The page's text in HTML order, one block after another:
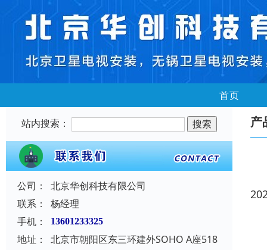
首页
站内搜索：
公司：
北京华创科技有限公司
联系：
杨经理
手机：
13601233325
地址：
北京市朝阳区东三环建外SOHO A座518
产